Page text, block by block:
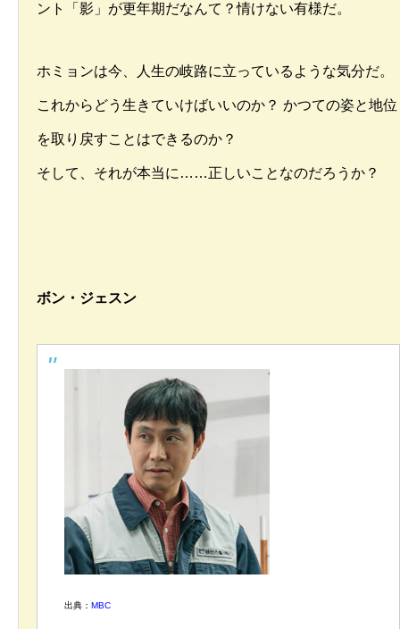
ント「影」が更年期だなんて？情けない有様だ。
ホミョンは今、人生の岐路に立っているような気分だ。
これからどう生きていけばいいのか？ かつての姿と地位
を取り戻すことはできるのか？
そして、それが本当に……正しいことなのだろうか？
ボン・ジェスン
出典： MBC